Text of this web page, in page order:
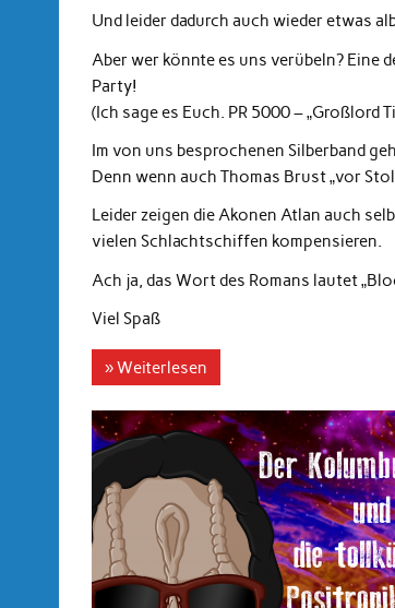
Und leider dadurch auch wieder etwas
Aber wer könnte es uns verübeln? Eine
Party!
(Ich sage es Euch. PR 5000 – „Großlord
Im von uns besprochenen Silberband
Denn wenn auch Thomas Brust „vor
Leider zeigen die Akonen Atlan auch
vielen Schlachtschiffen kompensieren.
Ach ja, das Wort des Romans lautet
Viel Spaß
» Weiterlesen